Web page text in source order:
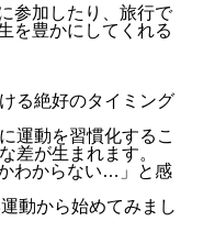
参加したり、旅行で
を豊かにしてくれる
る絶好のタイミング
運動を習慣化するこ
差が生まれます。
わからない…」と感
動から始めてみまし